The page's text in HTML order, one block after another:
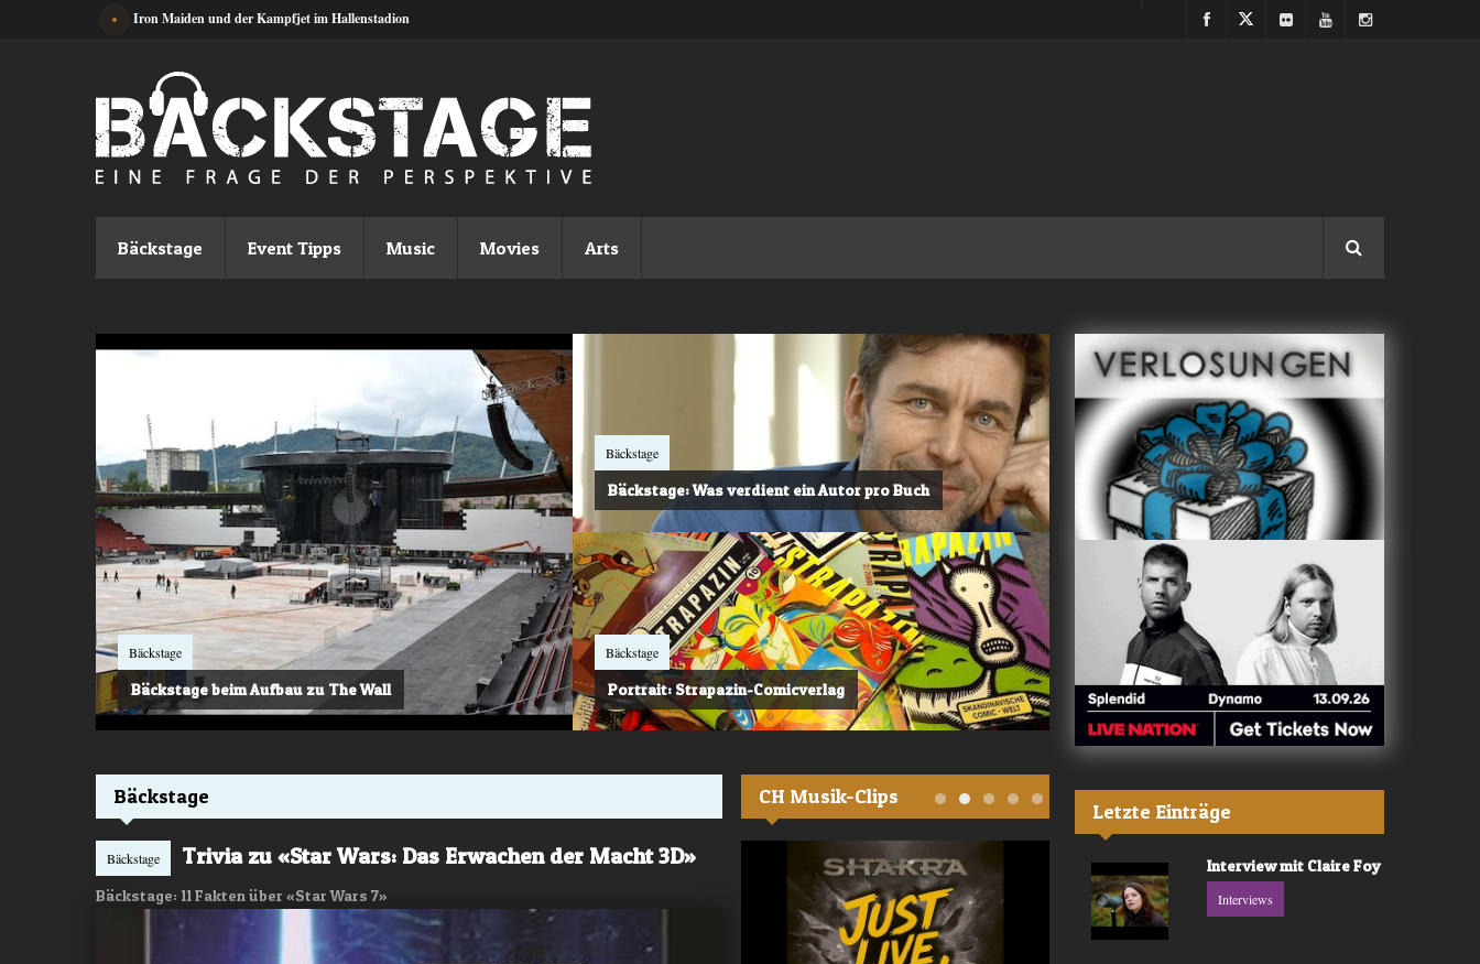
Iron Maiden und der Kampfjet im Hallenstadion
Bäckstage Event Tipps Music Movies Arts
Bäckstage
Bäckstage beim Aufbau zu The Wall
Bäckstage
Bäckstage: Was verdient ein Autor pro Buch
Bäckstage
Portrait: Strapazin-Comicverlag
Bäckstage
Bäckstage Trivia zu «Star Wars: Das Erwachen der Macht 3D»
Bäckstage: 11 Fakten über «Star Wars 7»
CH Musik-Clips
Letzte Einträge
Interview mit Claire Foy
Interviews